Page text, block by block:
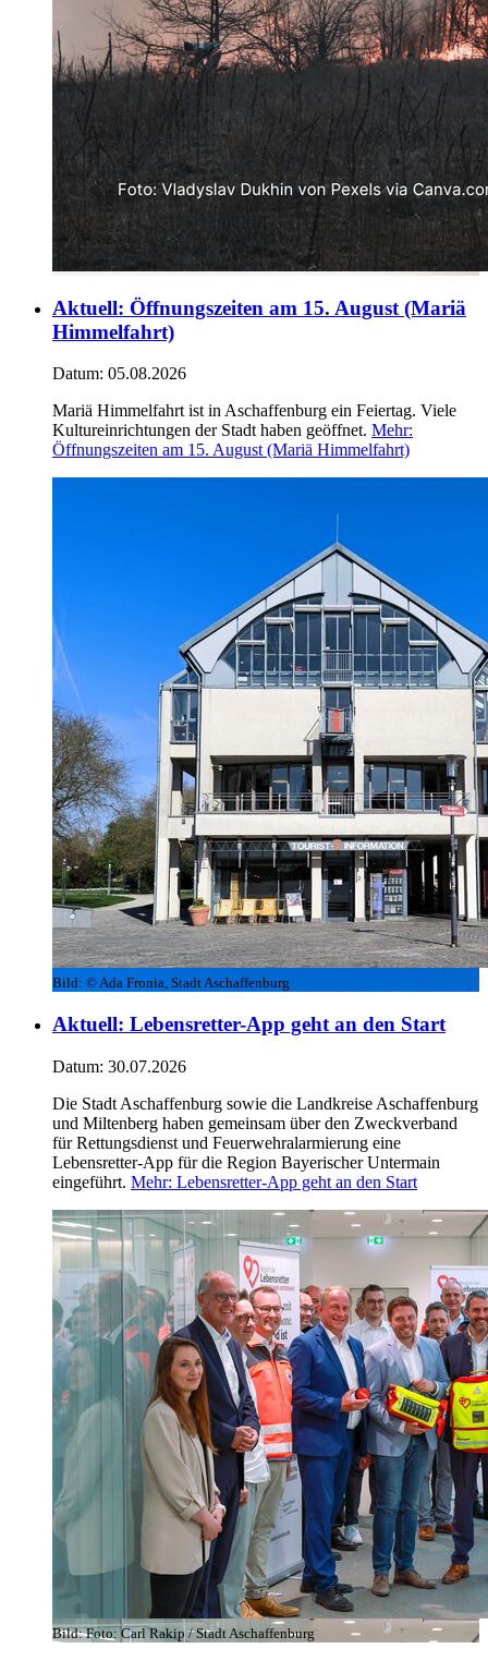
Aktuell: Öffnungszeiten am 15. August (Mariä
Himmelfahrt)
Datum: 05.08.2026
Mariä Himmelfahrt ist in Aschaffenburg ein Feiertag. Viele
Kultureinrichtungen der Stadt haben geöffnet. Mehr:
Öffnungszeiten am 15. August (Mariä Himmelfahrt)
Bild: © Ada Fronia, Stadt Aschaffenburg
Aktuell: Lebensretter-App geht an den Start
Datum: 30.07.2026
Die Stadt Aschaffenburg sowie die Landkreise Aschaffenburg
und Miltenberg haben gemeinsam über den Zweckverband
für Rettungsdienst und Feuerwehralarmierung eine
Lebensretter-App für die Region Bayerischer Untermain
eingeführt. Mehr: Lebensretter-App geht an den Start
Bild:Foto: Carl Rakip / Stadt Aschaffenburg